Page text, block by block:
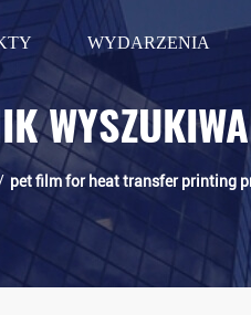
WYDARZENIA
pet film for heat transfer printing